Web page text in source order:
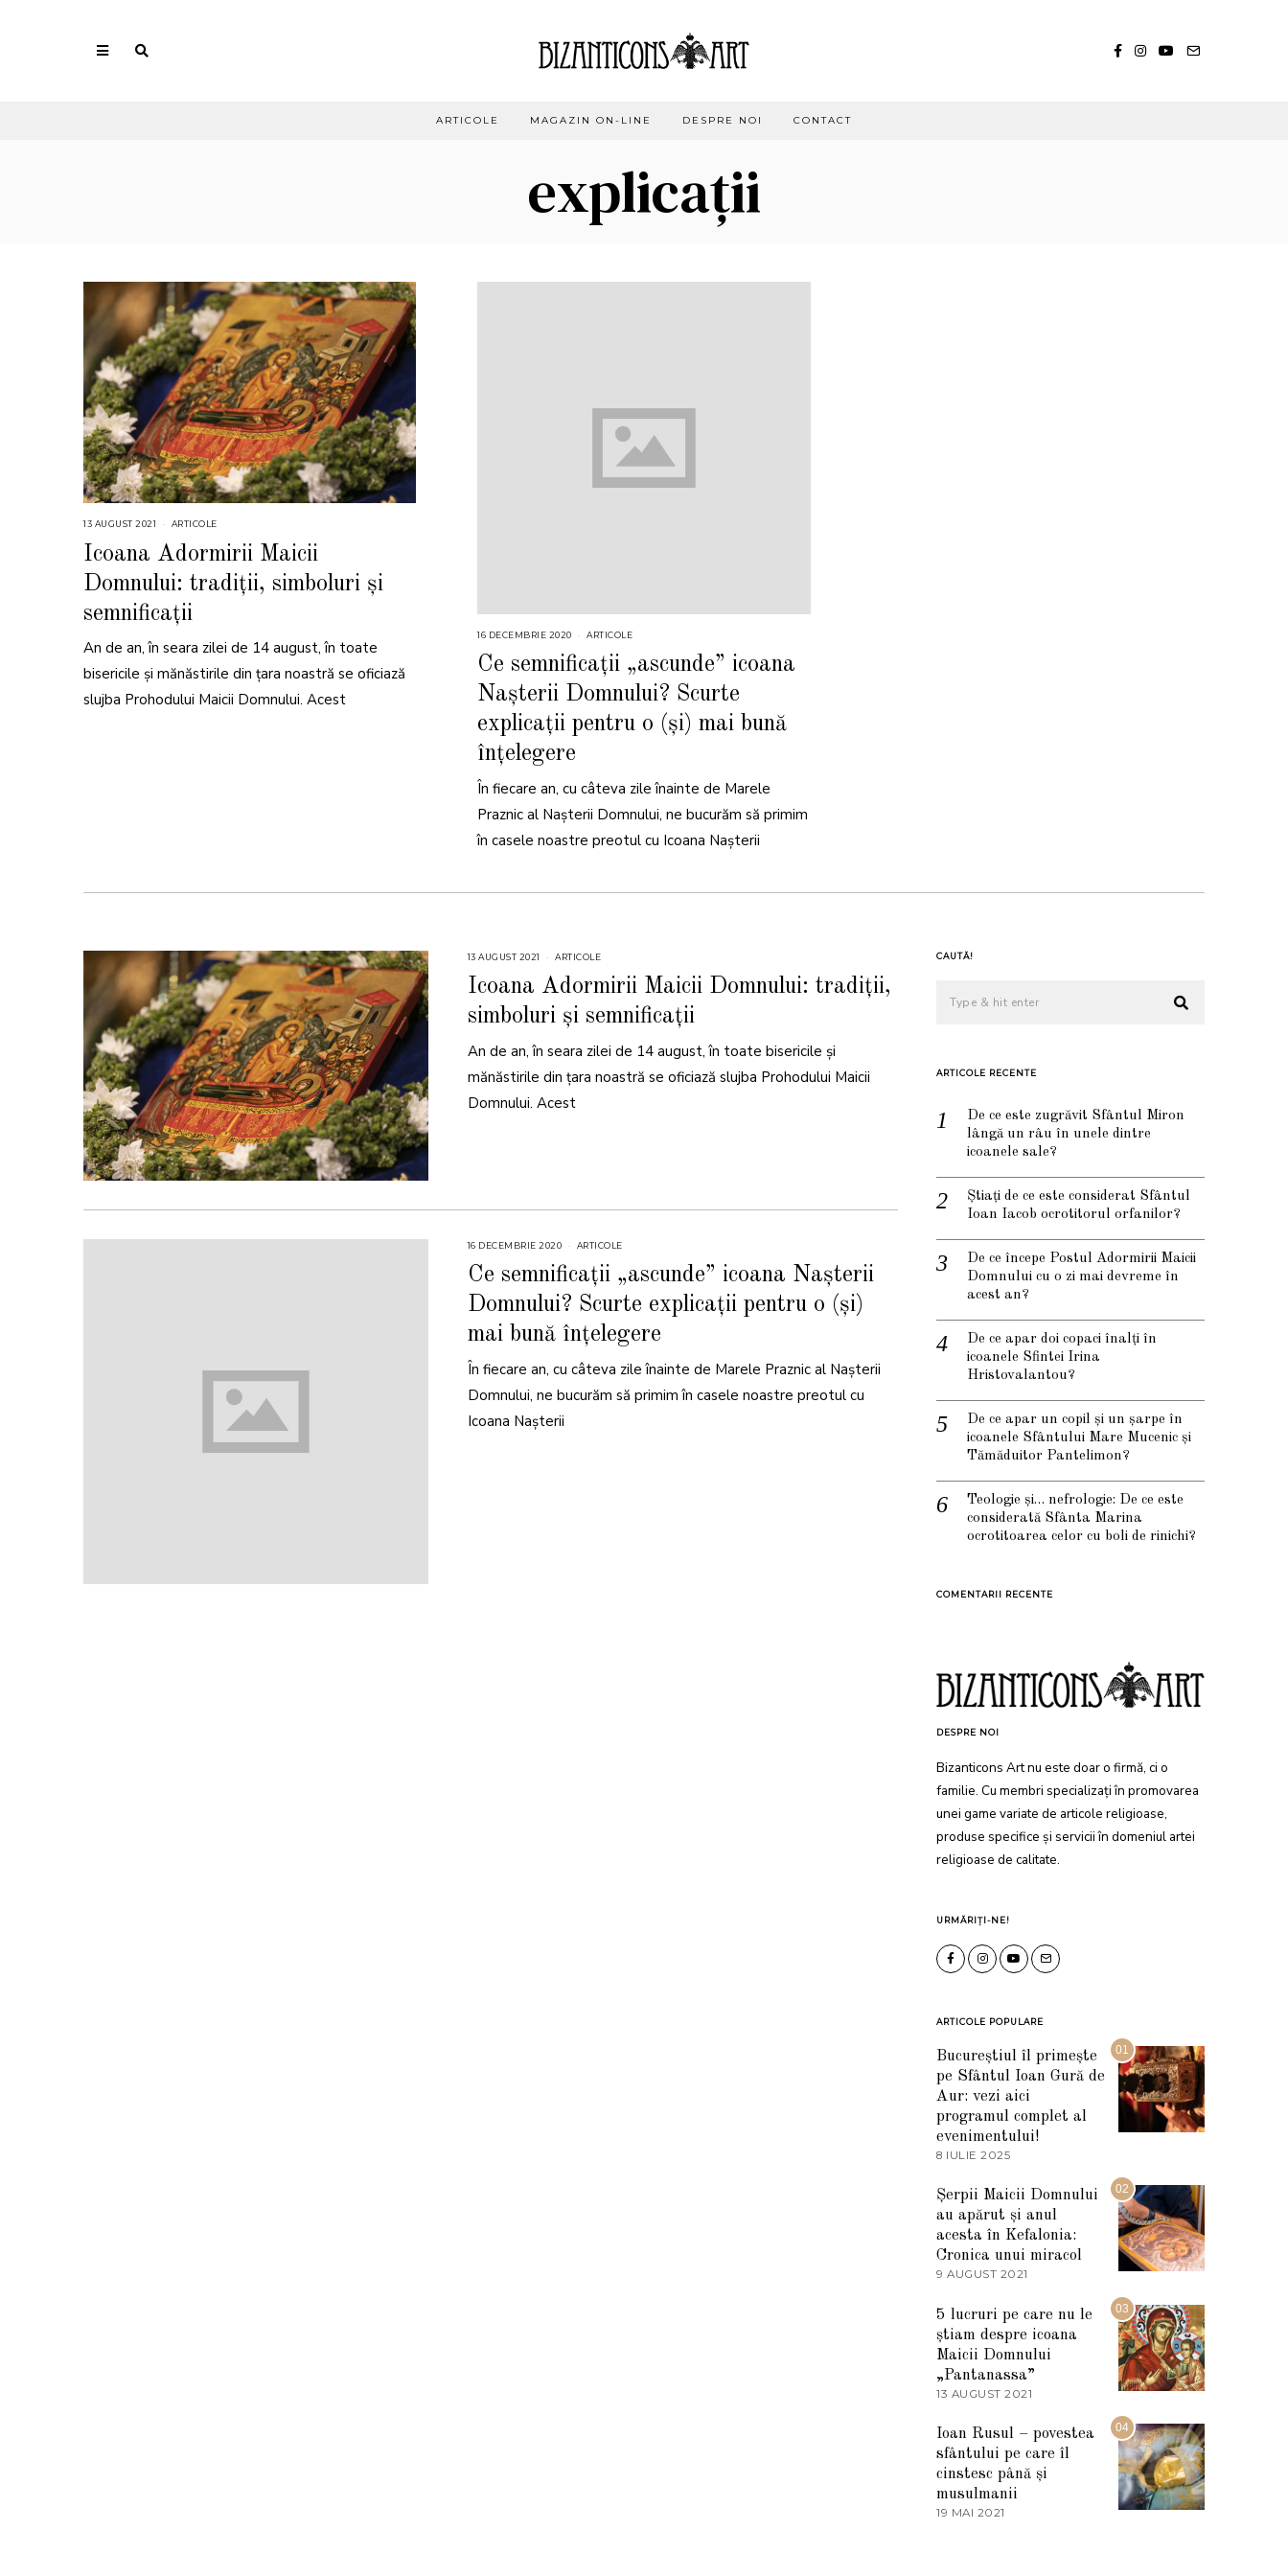
ARTICOLE MAGAZIN ON-LINE DESPRE NOI CONTACT
explicații
13 AUGUST 2021
N
O
E
M
R
2
2
ARTICOLE
Icoana Adormirii Maicii
Domnului: tradiții, simboluri și
semnificații
An de an, în seara zilei de 14 august, în toate
bisericile și mănăstirile din țara noastră se oficiază
slujba Prohodului Maicii Domnului. Acest
16 DECEMBRIE 2020 ARTICOLE
Ce semnificații „ascunde” icoana
Nașterii Domnului? Scurte
explicații pentru o (și) mai bună
înțelegere
În fiecare an, cu câteva zile înainte de Marele
Praznic al Nașterii Domnului, ne bucurăm să primim
în casele noastre preotul cu Icoana Nașterii
13 AUGUST 2021
N
O
E
M
R
2
2
ARTICOLE
Icoana Adormirii Maicii Domnului: tradiții,
simboluri și semnificații
An de an, în seara zilei de 14 august, în toate bisericile și
mănăstirile din țara noastră se oficiază slujba Prohodului Maicii
Domnului. Acest
16 DECEMBRIE 2020 ARTICOLE
Ce semnificații „ascunde” icoana Nașterii
Domnului? Scurte explicații pentru o (și)
mai bună înțelegere
În fiecare an, cu câteva zile înainte de Marele Praznic al Nașterii
Domnului, ne bucurăm să primim în casele noastre preotul cu
Icoana Nașterii
CAUTĂ!
ARTICOLE RECENTE
De ce este zugrăvit Sfântul Miron
lângă un râu în unele dintre
icoanele sale?
Știați de ce este considerat Sfântul
Ioan Iacob ocrotitorul orfanilor?
De ce începe Postul Adormirii Maicii
Domnului cu o zi mai devreme în
acest an?
De ce apar doi copaci înalți în
icoanele Sfintei Irina
Hristovalantou?
De ce apar un copil și un șarpe în
icoanele Sfântului Mare Mucenic și
Tămăduitor Pantelimon?
Teologie și… nefrologie: De ce este
considerată Sfânta Marina
ocrotitoarea celor cu boli de rinichi?
COMENTARII RECENTE
DESPRE NOI
Bizanticons Art nu este doar o firmă, ci o
familie. Cu membri specializați în promovarea
unei game variate de articole religioase,
produse specifice și servicii în domeniul artei
religioase de calitate.
URMĂRIȚI-NE!
ARTICOLE POPULARE
01
Bucureștiul îl primește
pe Sfântul Ioan Gură de
Aur: vezi aici
programul complet al
evenimentului!
8 IULIE 2025
U
L
I
2
0
02
Șerpii Maicii Domnului
au apărut și anul
acesta în Kefalonia:
Cronica unui miracol
9 AUGUST 2021
A
R
T
I
2
2
2
03
5 lucruri pe care nu le
știam despre icoana
Maicii Domnului
„Pantanassa”
13 AUGUST 2021
U
G
U
S
04
Ioan Rusul – povestea
sfântului pe care îl
cinstesc până și
musulmanii
19 MAI 2021